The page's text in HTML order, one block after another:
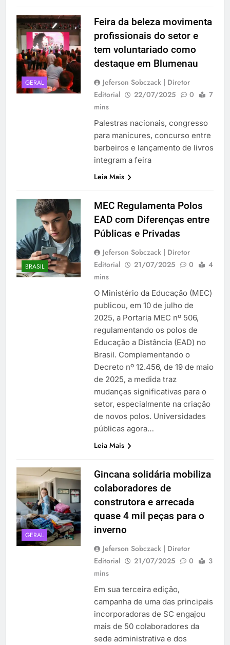
GERAL
Feira da beleza movimenta
profissionais do setor e
tem voluntariado como
destaque em Blumenau
Jeferson Sobczack | Diretor
Editorial
22/07/2025 0
7
mins
Palestras nacionais, congresso
para manicures, concurso entre
barbeiros e lançamento de livros
integram a feira
Leia Mais
BRASIL
MEC Regulamenta Polos
EAD com Diferenças entre
Públicas e Privadas
Jeferson Sobczack | Diretor
Editorial
21/07/2025 0
4
mins
O Ministério da Educação (MEC)
publicou, em 10 de julho de
2025, a Portaria MEC nº 506,
regulamentando os polos de
Educação a Distância (EAD) no
Brasil. Complementando o
Decreto nº 12.456, de 19 de maio
de 2025, a medida traz
mudanças significativas para o
setor, especialmente na criação
de novos polos. Universidades
públicas agora…
Leia Mais
GERAL
Gincana solidária mobiliza
colaboradores de
construtora e arrecada
quase 4 mil peças para o
inverno
Jeferson Sobczack | Diretor
Editorial
21/07/2025 0
3
mins
Em sua terceira edição,
campanha de uma das principais
incorporadoras de SC engajou
mais de 50 colaboradores da
sede administrativa e dos